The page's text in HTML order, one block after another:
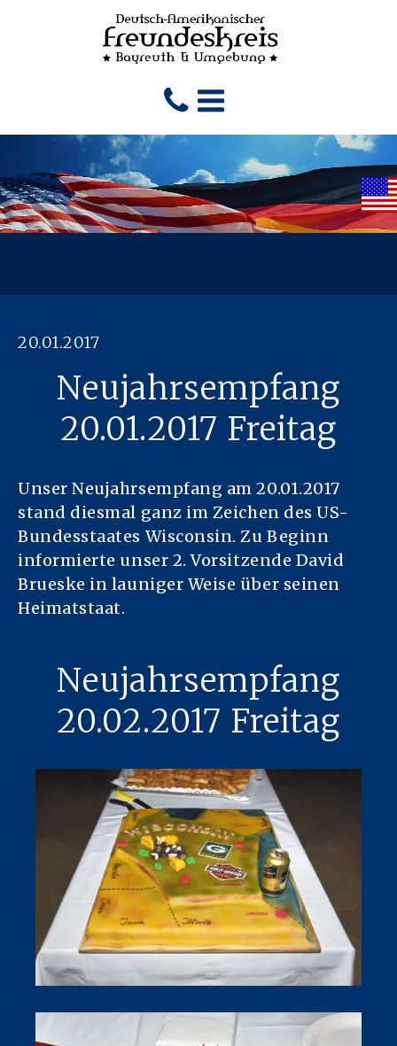
20.01.2017
Neujahrsempfang
20.01.2017 Freitag
Unser Neujahrsempfang am 20.01.2017
stand diesmal ganz im Zeichen des US-
Bundesstaates Wisconsin. Zu Beginn
informierte unser 2. Vorsitzende David
Brueske in launiger Weise über seinen
Heimatstaat.
Neujahrsempfang
20.02.2017 Freitag